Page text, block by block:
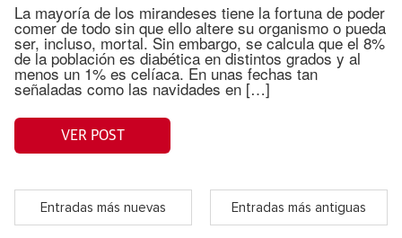
La mayoría de los mirandeses tiene la fortuna de poder
comer de todo sin que ello altere su organismo o pueda
ser, incluso, mortal. Sin embargo, se calcula que el 8%
de la población es diabética en distintos grados y al
menos un 1% es celíaca. En unas fechas tan
señaladas como las navidades en […]
VER POST
Entradas más nuevas Entradas más antiguas